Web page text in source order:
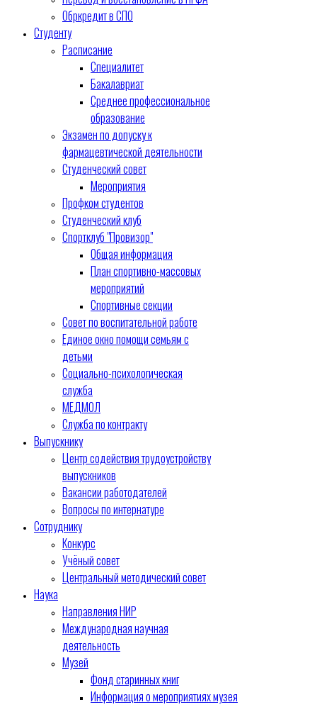
Обркредит в СПО
Студенту
Расписание
Специалитет
Бакалавриат
Среднее профессиональное
образование
Экзамен по допуску к
фармацевтической деятельности
Студенческий совет
Мероприятия
Профком студентов
Студенческий клуб
Спортклуб "Провизор"
Общая информация
План спортивно-массовых
мероприятий
Спортивные секции
Совет по воспитательной работе
Единое окно помощи семьям с
детьми
Социально-психологическая
служба
МЕДМОЛ
Служба по контракту
Выпускнику
Центр содействия трудоустройству
выпускников
Вакансии работодателей
Вопросы по интернатуре
Сотруднику
Конкурс
Учёный совет
Центральный методический совет
Наука
Направления НИР
Международная научная
деятельность
Музей
Фонд старинных книг
Информация о мероприятиях музея